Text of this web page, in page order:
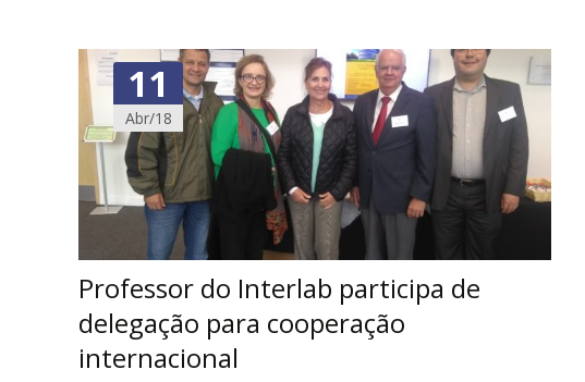
11
Abr/18
Professor do Interlab participa de
delegação para cooperação
internacional